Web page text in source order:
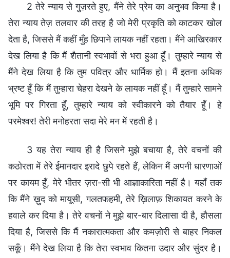
2 तेरे न्याय से गुज़रते हुए, मैंने तेरे प्रेम का अनुभव किया है।
तेरा न्याय तेज़ तलवार की तरह है जो मेरी प्रकृति को काटकर खोल
देता है, जिससे मैं कहीं मुँह छिपाने लायक नहीं रहता। मैंने आखिरकार
देख लिया है कि मैं शैतानी स्वभावों से भरा हुआ हूँ। तुम्हारे न्याय से
मैंने देख लिया है कि तुम पवित्र और धार्मिक हो। मैं इतना अधिक
भ्रष्ट हूँ कि मैं तुम्हारा चेहरा देखने के लायक नहीं हूँ। मैं तुम्हारे सामने
भूमि पर गिरता हूँ, तुम्हारे न्याय को स्वीकारने को तैयार हूँ। हे
परमेश्वर! तेरी मनोहरता सदा मेरे मन में रहती है।
3 यह तेरा न्याय ही है जिसने मुझे बचाया है, तेरे वचनों की
कठोरता में तेरे ईमानदार इरादे छुपे रहते हैं, लेकिन मैं अपनी धारणाओं
पर कायम हूँ, मेरे भीतर ज़रा-सी भी आज्ञाकारिता नहीं है। यहाँ तक
कि मैंने ख़ुद को मायूसी, गलतफहमी, तेरे ख़िलाफ़ शिकायत करने के
हवाले कर दिया है। तेरे वचनों ने मुझे बार-बार दिलासा दी है, हौसला
दिया है, जिससे कि मैं नकारात्मकता और कमज़ोरी से बाहर निकल
सकूँ। मैंने देख लिया है कि तेरा स्वभाव कितना उदार और सुंदर है।